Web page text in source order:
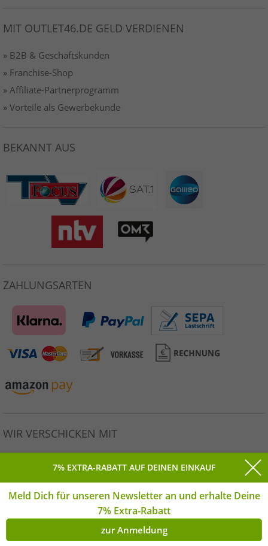
MIT OUTLET46.DE GELD VERDIENEN
» B2B & Geschäftskunden
» Franchise-Shop
» Affiliate-Partnerprogramm
» Vorteile als Gewerbekunde
BEKANNT AUS
ZAHLUNGSARTEN
WIR VERSCHICKEN MIT
Alle Preise inkl. gesetzlicher MwSt. * Unverbindliche
Preisempfehlung des Herstellers. | © Copyright 2026
Outlet46.de GmbH Alle Rechte vorbehalten. | **Montag-
Freitag | *(DE)
7% EXTRA-RABATT AUF DEINEN EINKAUF
Meld Dich für unseren Newsletter an und erhalte Deine
7% Extra-Rabatt
zur Anmeldung